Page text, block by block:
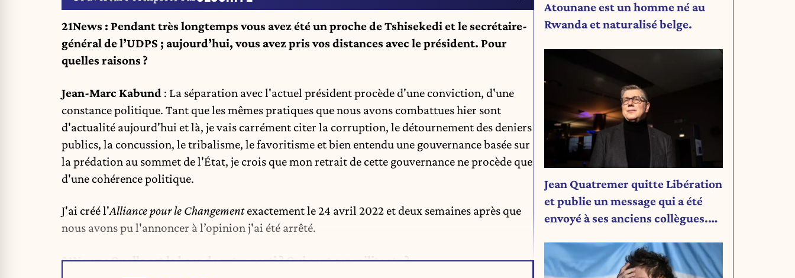
21News : Pendant très longtemps vous avez été un proche de Tshisekedi et le secrétaire-
général de l’UDPS ; aujourd’hui, vous avez pris vos distances avec le président. Pour
quelles raisons ?
Jean-Marc Kabund : La séparation avec l'actuel président procède d'une conviction, d'une
constance politique. Tant que les mêmes pratiques que nous avons combattues hier sont
d'actualité aujourd'hui et là, je vais carrément citer la corruption, le détournement des deniers
publics, la concussion, le tribalisme, le favoritisme et bien entendu une gouvernance basée sur
la prédation au sommet de l'État, je crois que mon retrait de cette gouvernance ne procède que
d'une cohérence politique.
J'ai créé l'Alliance pour le Changementexactement le 24 avril 2022 et deux semaines après que
nous avons pu l'annoncer à l’opinion j'ai été arrêté.
21News : Quelle est la base de votre parti ? Qui sont ses militants ?
Atounane est un homme né au
Rwanda et naturalisé belge.
Jean Quatremer quitte Libération
et publie un message qui a été
envoyé à ses anciens collègues.